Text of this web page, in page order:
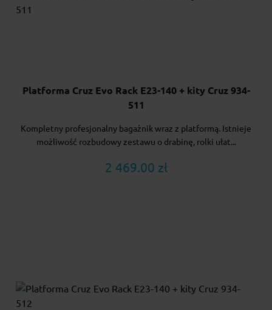
Platforma Cruz Evo Rack E23-140 + kity Cruz 934-
511
Kompletny profesjonalny bagażnik wraz z platformą. Istnieje
możliwość rozbudowy zestawu o drabinę, rolki ułat...
2 469.00 zł